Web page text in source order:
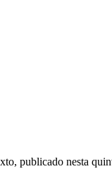
publicado nesta